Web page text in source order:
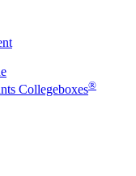
Collegeboxes®